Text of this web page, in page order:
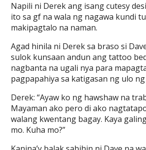
Napili ni Derek ang isang cutesy
ito sa gf na wala ng nagawa kundi
makipagtalo na naman.
Agad hinila ni Derek sa braso si
sulok kunsaan andun ang tattoo
nagbanta na ugali nya para
pagpapahiya sa katigasan ng ulo
Derek: “Ayaw ko ng hawshaw na
Mayaman ako pero di ako
walang kwentang bagay. Kaya
mo. Kuha mo?”